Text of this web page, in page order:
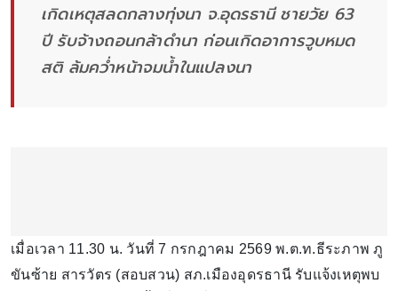
เกิดเหตุสลดกลางทุ่งนา จ.อุดรธานี ชายวัย 63
ปี รับจ้างถอนกล้าดำนา ก่อนเกิดอาการวูบหมด
สติ ล้มคว่ำหน้าจมน้ำในแปลงนา
เมื่อเวลา 11.30 น. วันที่ 7 กรกฎาคม 2569 พ.ต.ท.ธีระภาพ ภู
ขันซ้าย สารวัตร (สอบสวน) สภ.เมืองอุดรธานี รับแจ้งเหตุพบ